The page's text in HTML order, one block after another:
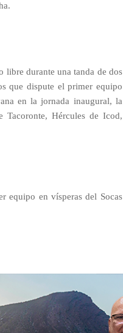
libre durante una tanda de dos
que dispute el primer equipo
en la jornada inaugural, la
Tacoronte, Hércules de Icod,
equipo en vísperas del Socas